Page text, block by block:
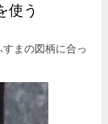
使う
まの図柄に合っ